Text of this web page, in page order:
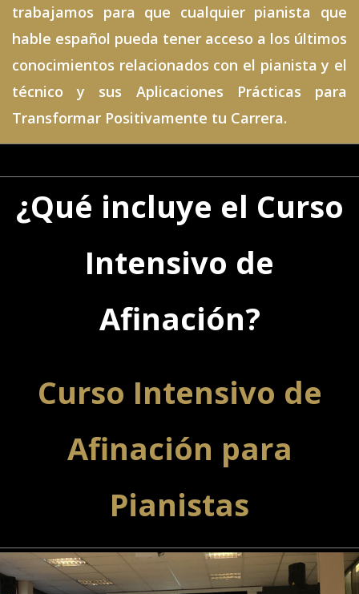
trabajamos para que cualquier pianista que
hable español pueda tener acceso a los últimos
conocimientos relacionados con el pianista y el
técnico y sus Aplicaciones Prácticas para
Transformar Positivamente tu Carrera.
¿Qué incluye el Curso
Intensivo de
Afinación?
Curso Intensivo de
Afinación para
Pianistas